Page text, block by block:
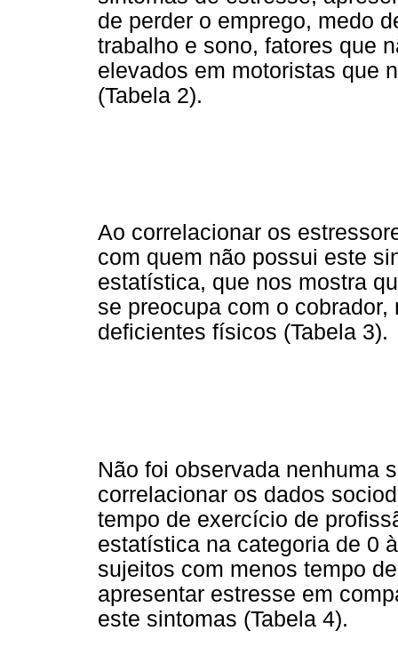
de perder o emprego, medo
trabalho e sono, fatores que
elevados em motoristas que
(Tabela 2).
Ao correlacionar os
com quem não possui este
estatística, que nos mostra
se preocupa com o
deficientes físicos (Tabela 3).
Não foi observada nenhuma
correlacionar os dados
tempo de exercício de
estatística na categoria de 0
sujeitos com menos tempo
apresentar estresse em
este sintomas (Tabela 4).